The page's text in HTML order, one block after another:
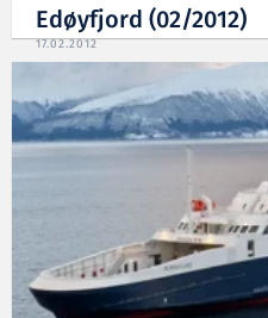
Edøyfjord (02/2012)
17.02.2012